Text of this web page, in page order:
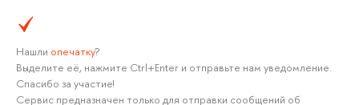
Нашли опечатку?
Выделите её, нажмите Ctrl+Enter и отправьте нам уведомление.
Спасибо за участие!
Сервис предназначен только для отправки сообщений об